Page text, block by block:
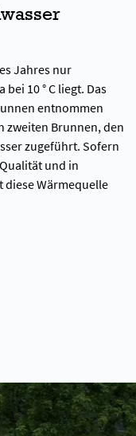
Jahres nur
10 ° C liegt. Das
entnommen
zweiten Brunnen, den
zugeführt. Sofern
und in
diese Wärmequelle